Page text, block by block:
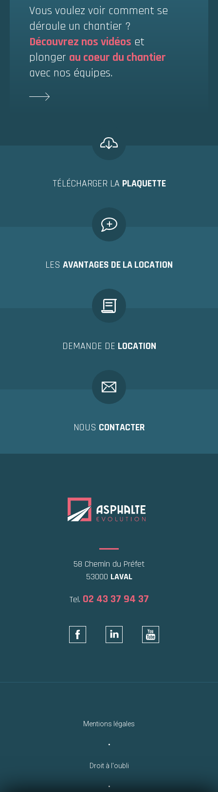
Vous voulez voir comment se
déroule un chantier ?
Découvrez nos vidéos et
plonger au coeur du chantier
avec nos équipes.
TÉLÉCHARGER LA PLAQUETTE
LES AVANTAGES DE LA LOCATION
DEMANDE DE LOCATION
NOUS CONTACTER
58 Chemin du Préfet
53000 LAVAL
Tel. 02 43 37 94 37
Mentions légales
•
Droit à l'oubli
•